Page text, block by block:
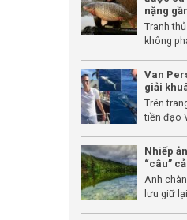
nặng
Tranh
không
Van
giải
Trên
tiền đạo
Nhiếp
“câu”
Anh
lưu giữ